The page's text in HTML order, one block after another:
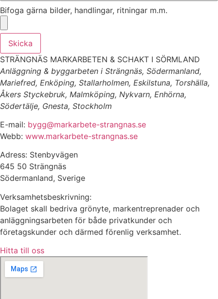
Bifoga gärna bilder, handlingar, ritningar m.m.
Skicka
STRÄNGNÄS MARKARBETEN & SCHAKT I SÖRMLAND
Anläggning & byggarbeten i Strängnäs, Södermanland,
Mariefred, Enköping, Stallarholmen, Eskilstuna, Torshälla,
Åkers Styckebruk, Malmköping, Nykvarn, Enhörna,
Södertälje, Gnesta, Stockholm
E-mail: bygg@markarbete-strangnas.se
Webb: www.markarbete-strangnas.se
Adress: Stenbyvägen
645 50 Strängnäs
Södermanland, Sverige
Verksamhetsbeskrivning:
Bolaget skall bedriva grönyte, markentreprenader och
anläggningsarbeten för både privatkunder och
företagskunder och därmed förenlig verksamhet.
Hitta till oss